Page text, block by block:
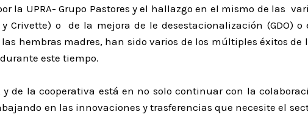
la UPRA- Grupo Pastores y el hallazgo en el mismo de las
y Crivette) o de la mejora de le desestacionalización
hembras madres, han sido varios de los múltiples éxitos
este tiempo.
y de la cooperativa está en no solo continuar con la
en las innovaciones y trasferencias que necesite el